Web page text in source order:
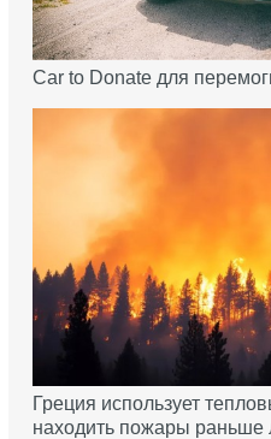
Car to Donate для
Греция использует
находить пожары раньше